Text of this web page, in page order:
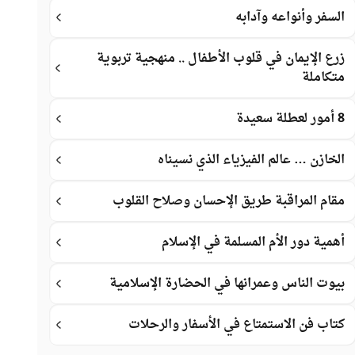
السفر وأنواعه وآدابه
زرع الإيمان في قلوب الأطفال .. منهجية تربوية
متكاملة
8 أمور لعطلة سعيدة
الخازن … عالم الفيزياء الذي نسيناه
مقام المراقبة طريق الإحسان وصلاح القلوب
أهمية دور الأم المسلمة في الإسلام
بيوت الناس وعمرانها في الحضارة الإسلامية
كتاب فن الاستمتاع في الأسفار والرحلات